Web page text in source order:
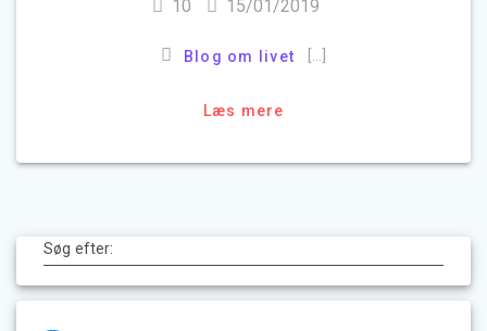
10 15/01/2019
Blog om livet
Læs mere
Søg efter: